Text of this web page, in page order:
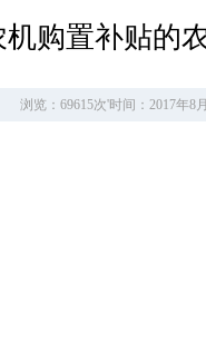
购置补贴的
浏览：69615次'时间：2017年8